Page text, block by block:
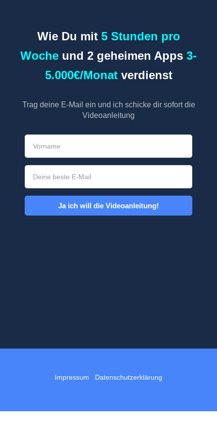
Wie Du mit 5 Stunden pro
Woche und 2 geheimen Apps 3-
5.000€/Monatverdienst
Trag deine E-Mail ein und ich schicke dir sofort die
Videoanleitung
Ja ich will die Videoanleitung!
Impressum Datenschutzerklärung